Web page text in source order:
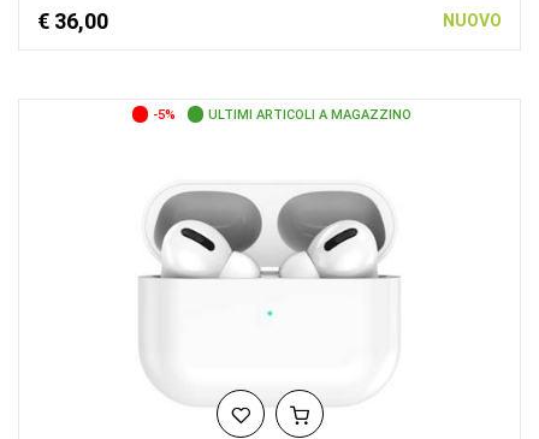
€ 36,00 NUOVO
-5% ULTIMI ARTICOLI A MAGAZZINO